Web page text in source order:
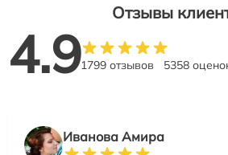
Отзывы
4.91799 отзывов 5358
Иванова Амира